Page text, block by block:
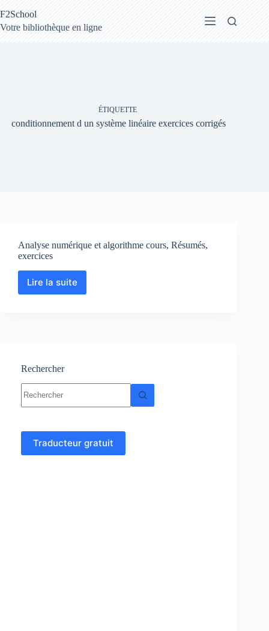
au
contenu
F2School
Votre bibliothèque en ligne
ÉTIQUETTE
conditionnement d un système linéaire exercices corrigés
Analyse numérique et algorithme cours, Résumés,
exercices
Lire la suite
Analyse
Rechercher
résultat
Traducteur gratuit